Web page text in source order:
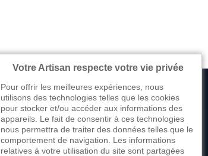
176 avenue de Limoges
87270 Couzeix
Votre Artisan respecte votre vie privée
Pour offrir les meilleures expériences, nous
utilisons des technologies telles que les cookies
pour stocker et/ou accéder aux informations des
appareils. Le fait de consentir à ces technologies
nous permettra de traiter des données telles que le
comportement de navigation. Les informations
relatives à votre utilisation du site sont partagées